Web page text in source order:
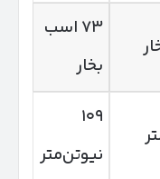
۷۳ اسب
بخار
۱۰۹
نیوتن‌متر